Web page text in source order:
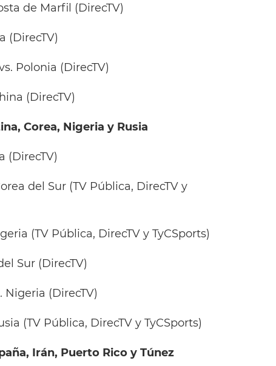
de Marfil (DirecTV)
(DirecTV)
Polonia (DirecTV)
(DirecTV)
Corea, Nigeria y Rusia
(DirecTV)
del Sur (TV Pública, DirecTV y
(TV Pública, DirecTV y TyCSports)
Sur (DirecTV)
Nigeria (DirecTV)
(TV Pública, DirecTV y TyCSports)
Irán, Puerto Rico y Túnez